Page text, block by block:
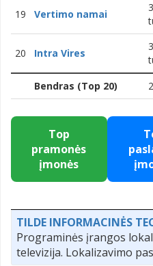
19 Vertimo namai
20 Intra Vires
Bendras (Top 20)
Top
pramonės
įmonės
TILDE INFORMACINĖS
Programinės įrangos
televizija. Lokalizavimo